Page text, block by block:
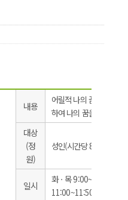
내용
어릴적 나의 꿈 피아니스
하여 나의 꿈을 실현하기
대상
(정
원)
성인(시간당 8명)
일시
화ㆍ목 9:00~9:50,
11:00~11:50